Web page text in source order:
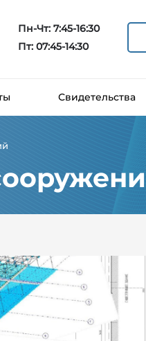
Пн-Чт: 7:45-16:30
Пт: 07:45-14:30
Свидетельства